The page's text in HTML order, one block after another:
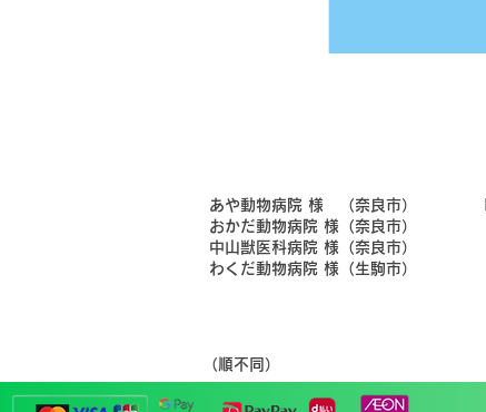
​あや動物病院 様 （奈良市）
​おかだ動物病院 様（奈良市）
​中山獣医科病院 様（奈良市）
​わくだ動物病院 様（生駒市）
​（順不同）